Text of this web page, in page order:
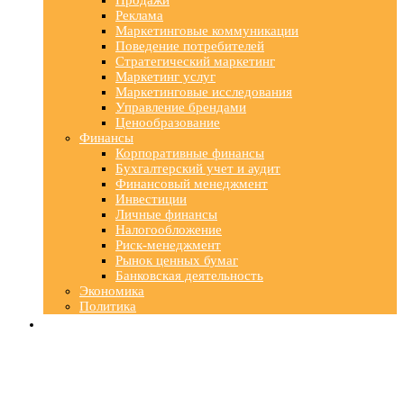
Реклама
Маркетинговые коммуникации
Поведение потребителей
Стратегический маркетинг
Маркетинг услуг
Маркетинговые исследования
Управление брендами
Ценообразование
Финансы
Корпоративные финансы
Бухгалтерский учет и аудит
Финансовый менеджмент
Инвестиции
Личные финансы
Налогообложение
Риск-менеджмент
Рынок ценных бумаг
Банковская деятельность
Экономика
Политика